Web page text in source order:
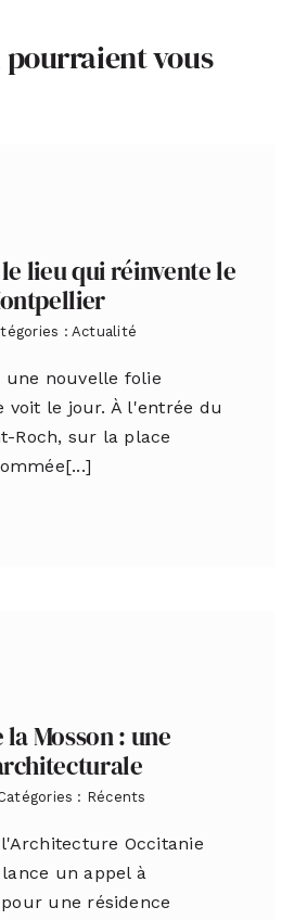
vous
lieu qui réinvente le
: Actualité
une nouvelle folie
voit le jour. À l'entrée du
Roch, sur la place
Mosson : une
: Récents
Occitanie
un appel à
une résidence